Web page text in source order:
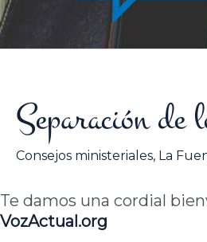
Separación de
Consejos ministeriales, La
Te damos una cordial
VozActual.org